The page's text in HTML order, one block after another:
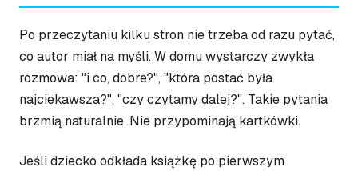
Po przeczytaniu kilku stron nie trzeba od razu pytać,
co autor miał na myśli. W domu wystarczy zwykła
rozmowa: "i co, dobre?", "która postać była
najciekawsza?", "czy czytamy dalej?". Takie pytania
brzmią naturalnie. Nie przypominają kartkówki.
Jeśli dziecko odkłada książkę po pierwszym